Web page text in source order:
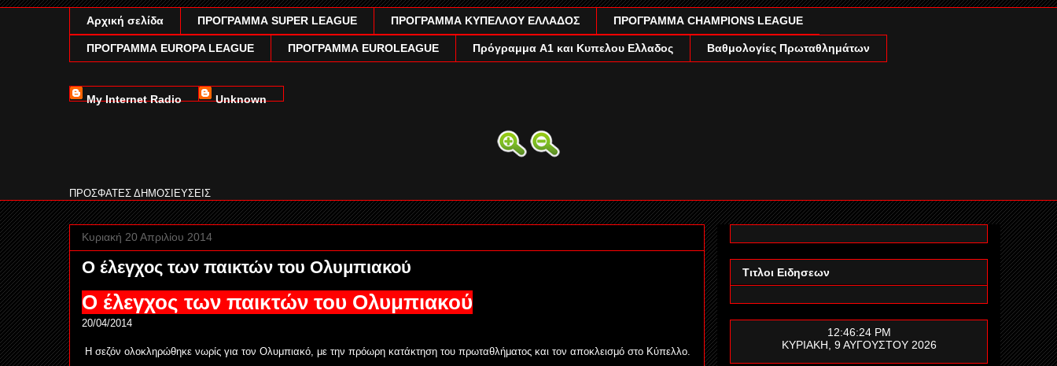
Αρχική σελίδα ΠΡΟΓΡΑΜΜΑ SUPER LEAGUE ΠΡΟΓΡΑΜΜΑ ΚΥΠΕΛΛΟΥ ΕΛΛΑΔΟΣ ΠΡΟΓΡΑΜΜΑ CHAMPIONS LEAGUE
ΠΡΟΓΡΑΜΜΑ EUROPA LEAGUE ΠΡΟΓΡΑΜΜΑ EUROLEAGUE Πρόγραμμα A1 και Κυπελου Ελλαδος Βαθμολογίες Πρωταθλημάτων
My Internet Radio Unknown
ΠΡΟΣΦΑΤΕΣ ΔΗΜΟΣΙΕΥΣΕΙΣ
Κυριακή 20 Απριλίου 2014
Ο έλεγχος των παικτών του Ολυμπιακού
Ο έλεγχος των παικτών του Ολυμπιακού
20/04/2014
Η σεζόν ολοκληρώθηκε νωρίς για τον Ολυμπιακό, με την πρόωρη κατάκτηση του πρωταθλήματος και τον αποκλεισμό στο Κύπελλο.
Τιτλοι Ειδησεων
12:46:26 PM
ΚΥΡΙΑΚΗ, 9 ΑΥΓΟΥΣΤΟΥ 2026